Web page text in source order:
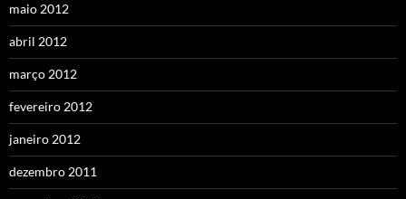
maio 2012
abril 2012
março 2012
fevereiro 2012
janeiro 2012
dezembro 2011